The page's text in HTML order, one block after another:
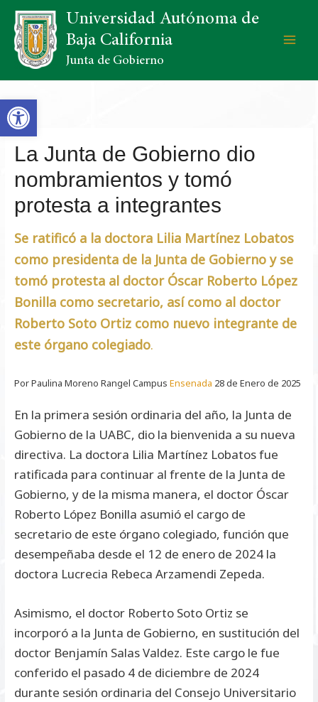
Open toolbar
Universidad Autónoma de
Baja California
Junta de Gobierno
La Junta de Gobierno dio
nombramientos y tomó
protesta a integrantes
Se ratificó a la doctora Lilia Martínez Lobatos
como presidenta de la Junta de Gobierno y se
tomó protesta al doctor Óscar Roberto López
Bonilla como secretario, así como al doctor
Roberto Soto Ortiz como nuevo integrante de
este órgano colegiado.
Por Paulina Moreno Rangel Campus Ensenada 28 de Enero de 2025
En la primera sesión ordinaria del año, la Junta de
Gobierno de la UABC, dio la bienvenida a su nueva
directiva. La doctora Lilia Martínez Lobatos fue
ratificada para continuar al frente de la Junta de
Gobierno, y de la misma manera, el doctor Óscar
Roberto López Bonilla asumió el cargo de
secretario de este órgano colegiado, función que
desempeñaba desde el 12 de enero de 2024 la
doctora Lucrecia Rebeca Arzamendi Zepeda.
Asimismo, el doctor Roberto Soto Ortiz se
incorporó a la Junta de Gobierno, en sustitución del
doctor Benjamín Salas Valdez. Este cargo le fue
conferido el pasado 4 de diciembre de 2024
durante sesión ordinaria del Consejo Universitario